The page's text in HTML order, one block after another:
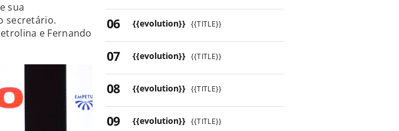
sua
secretário.
e Fernando
{{evolution}} {{TITLE}}
{{evolution}} {{TITLE}}
{{evolution}} {{TITLE}}
{{evolution}} {{TITLE}}